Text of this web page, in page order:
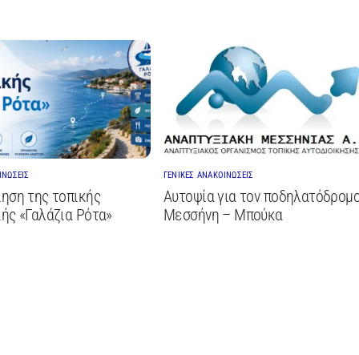
της τοπικής
«Γαλάζια Ρότα»
ΓΕΝΙΚΕΣ ΑΝΑΚΟΙΝΩΣΕΙΣ
Αυτοψία για τον
Μεσσήνη – Μπούκα